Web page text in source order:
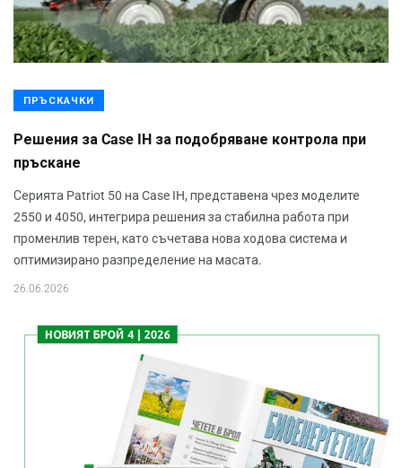
ПРЪСКАЧКИ
Решения за Case IH за подобряване контрола при
пръскане
Серията Patriot 50 на Case IH, представена чрез моделите
2550 и 4050, интегрира решения за стабилна работа при
променлив терен, като съчетава нова ходова система и
оптимизирано разпределение на масата.
26.06.2026